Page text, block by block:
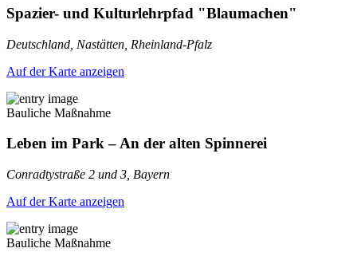
Spazier- und Kulturlehrpfad "Blaumachen"
Deutschland, Nastätten, Rheinland-Pfalz
Auf der Karte anzeigen
Bauliche Maßnahme
Leben im Park – An der alten Spinnerei
Conradtystraße 2 und 3, Bayern
Auf der Karte anzeigen
Bauliche Maßnahme